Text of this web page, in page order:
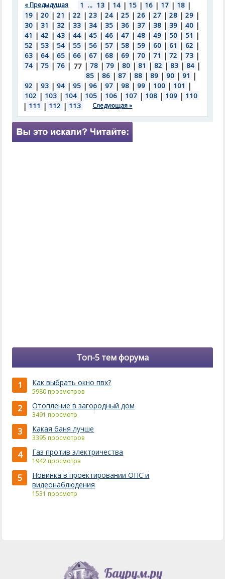
« Предыдущая 1 ... 13 | 14 | 15 | 16 | 17 | 18 |
19 | 20 | 21 | 22 | 23 | 24 | 25 | 26 | 27 | 28 | 29 |
30 | 31 | 32 | 33 | 34 | 35 | 36 | 37 | 38 | 39 | 40 |
41 | 42 | 43 | 44 | 45 | 46 | 47 | 48 | 49 | 50 | 51 |
52 | 53 | 54 | 55 | 56 | 57 | 58 | 59 | 60 | 61 | 62 |
63 | 64 | 65 | 66 | 67 | 68 | 69 | 70 | 71 | 72 | 73 |
74 | 75 | 76 | 77 | 78 | 79 | 80 | 81 | 82 | 83 | 84 |
85 | 86 | 87 | 88 | 89 | 90 | 91 |
92 | 93 | 94 | 95 | 96 | 97 | 98 | 99 | 100 | 101 |
102 | 103 | 104 | 105 | 106 | 107 | 108 | 109 | 110
| 111 | 112 | 113 Следующая »
Топ-5 тем форума
1 Как выбрать окно пвх?
5980 просмотров
2 Отопление в загородный дом
3491 просмотр
3 Какая баня лучше
3395 просмотров
4 Газ против электричества
1942 просмотра
5
Новинка в проектировании ОПС и
видеонаблюдения
1531 просмотр